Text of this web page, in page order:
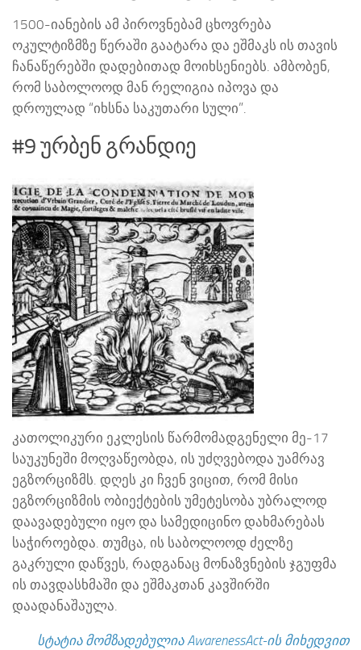
1500-იანების ამ პიროვნებამ ცხოვრება
ოკულტიზმზე წერაში გაატარა და ეშმაკს ის თავის
ჩანაწერებში დადებითად მოიხსენიებს. ამბობენ,
რომ საბოლოოდ მან რელიგია იპოვა და
დროულად “იხსნა საკუთარი სული”.
#9 ურბენ გრანდიე
კათოლიკური ეკლესის წარმომადგენელი მე-17
საუკუნეში მოღვაწეობდა, ის უძღვებოდა უამრავ
ეგზორციზმს. დღეს კი ჩვენ ვიცით, რომ მისი
ეგზორციზმის ობიექტების უმეტესობა უბრალოდ
დაავადებული იყო და სამედიცინო დახმარებას
საჭიროებდა. თუმცა, ის საბოლოოდ ძელზე
გაკრული დაწვეს, რადგანაც მონაზვნების ჯგუფმა
ის თავდასხმაში და ეშმაკთან კავშირში
დაადანაშაულა.
სტატია მომზადებულია AwarenessAct-ის მიხედვით